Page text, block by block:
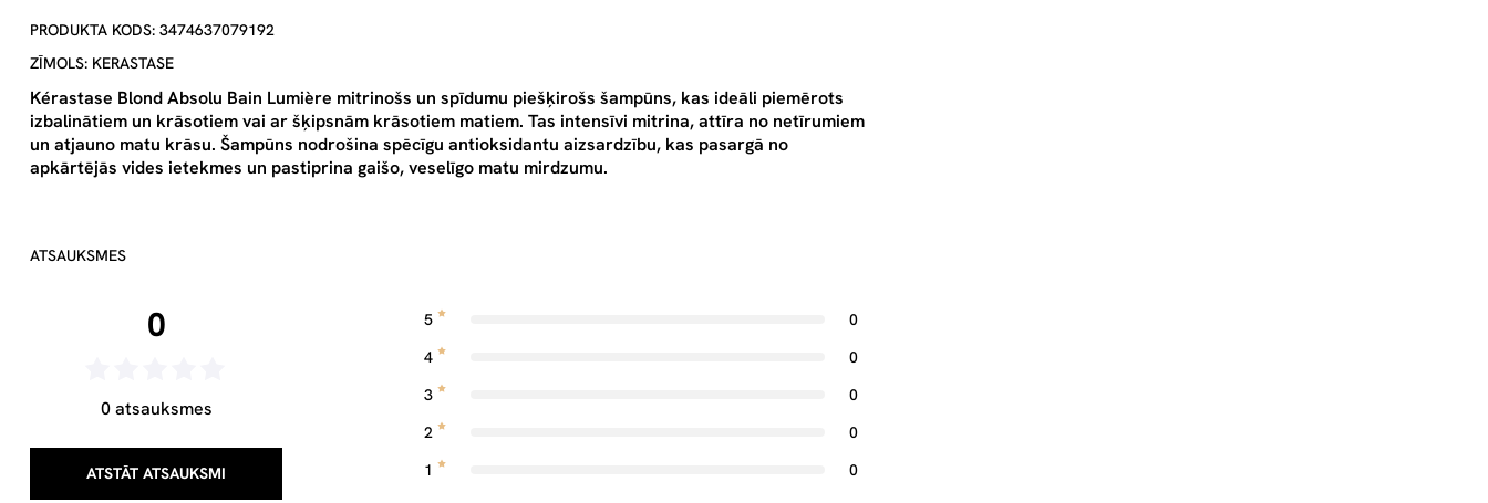
PRODUKTA KODS: 3474637079192
ZĪMOLS: KERASTASE
Kérastase Blond Absolu Bain Lumière mitrinošs un spīdumu piešķirošs šampūns, kas ideāli piemērots
izbalinātiem un krāsotiem vai ar šķipsnām krāsotiem matiem. Tas intensīvi mitrina, attīra no netīrumiem
un atjauno matu krāsu. Šampūns nodrošina spēcīgu antioksidantu aizsardzību, kas pasargā no
apkārtējās vides ietekmes un pastiprina gaišo, veselīgo matu mirdzumu.
ATSAUKSMES
0
0 atsauksmes
ATSTĀT ATSAUKSMI
5
0
4
0
3
0
2
0
1
0